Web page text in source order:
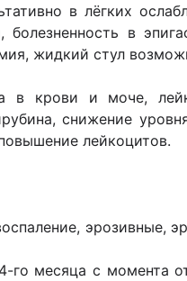
в лёгких
болезненность в
жидкий стул
в крови и моче,
снижение
лейкоцитов.
го месяца с